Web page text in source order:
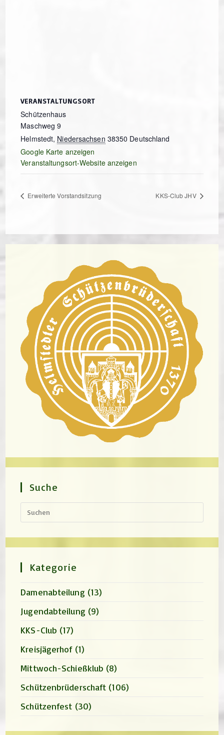
VERANSTALTUNGSORT
Schützenhaus
Maschweg 9
Helmstedt, Niedersachsen 38350 Deutschland
Google Karte anzeigen
Veranstaltungsort-Website anzeigen
Erweiterte Vorstandsitzung KKS-Club JHV
Suche
Kategorie
Damenabteilung (13)
Jugendabteilung (9)
KKS-Club (17)
Kreisjägerhof (1)
Mittwoch-Schießklub (8)
Schützenbrüderschaft (106)
Schützenfest (30)